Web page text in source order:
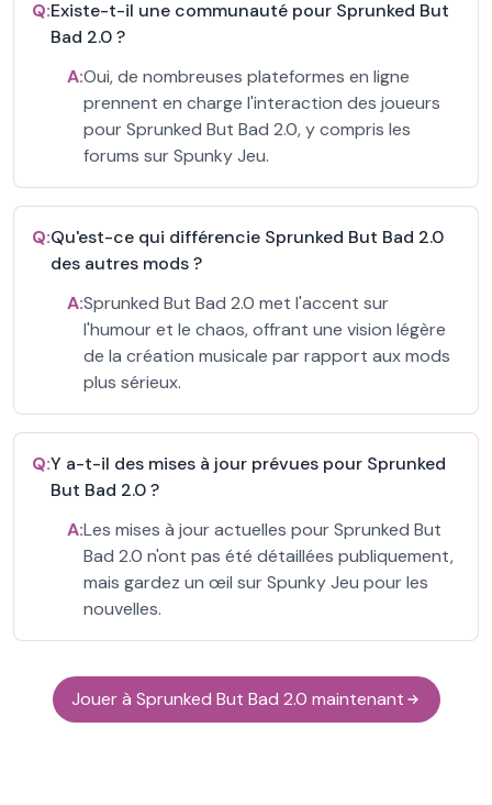
Q:Existe-t-il une communauté pour Sprunked But
Bad 2.0 ?
A:Oui, de nombreuses plateformes en ligne
prennent en charge l'interaction des joueurs
pour Sprunked But Bad 2.0, y compris les
forums sur Spunky Jeu.
Q:Qu'est-ce qui différencie Sprunked But Bad 2.0
des autres mods ?
A:Sprunked But Bad 2.0 met l'accent sur
l'humour et le chaos, offrant une vision légère
de la création musicale par rapport aux mods
plus sérieux.
Q:Y a-t-il des mises à jour prévues pour Sprunked
But Bad 2.0 ?
A:Les mises à jour actuelles pour Sprunked But
Bad 2.0 n'ont pas été détaillées publiquement,
mais gardez un œil sur Spunky Jeu pour les
nouvelles.
Jouer à Sprunked But Bad 2.0 maintenant